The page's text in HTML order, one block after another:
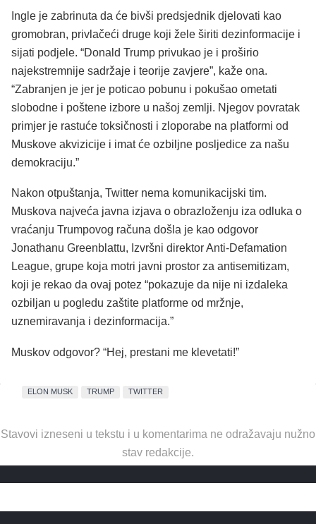
Ingle je zabrinuta da će bivši predsjednik djelovati kao
gromobran, privlačeći druge koji žele širiti dezinformacije i
sijati podjele. “Donald Trump privukao je i proširio
najekstremnije sadržaje i teorije zavjere”, kaže ona.
“Zabranjen je jer je poticao pobunu i pokušao ometati
slobodne i poštene izbore u našoj zemlji. Njegov povratak
primjer je rastuće toksičnosti i zloporabe na platformi od
Muskove akvizicije i imat će ozbiljne posljedice za našu
demokraciju.”
Nakon otpuštanja, Twitter nema komunikacijski tim.
Muskova najveća javna izjava o obrazloženju iza odluka o
vraćanju Trumpovog računa došla je kao odgovor
Jonathanu Greenblattu, Izvršni direktor Anti-Defamation
League, grupe koja motri javni prostor za antisemitizam,
koji je rekao da ovaj potez “pokazuje da nije ni izdaleka
ozbiljan u pogledu zaštite platforme od mržnje,
uznemiravanja i dezinformacija.”
Muskov odgovor? “Hej, prestani me klevetati!”
ELON MUSK TRUMP TWITTER
Stavovi izneseni u tekstu i u komentarima ne odražavaju nužno
stav redakcije.